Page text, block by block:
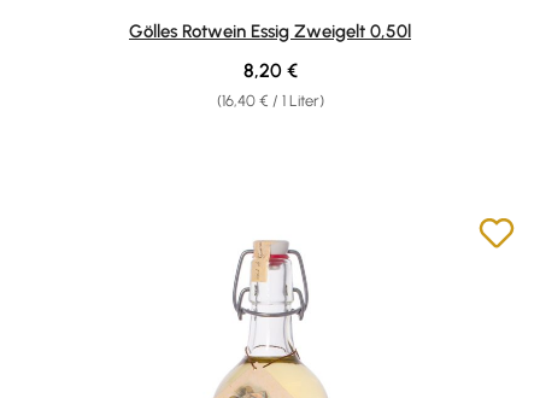
Durchschnittliche Bewertung von 4.88 von 5 Sternen
Gölles Rotwein Essig Zweigelt 0,50l
(16,40 € / 1 Liter)
Regulärer Preis:
8,20 €